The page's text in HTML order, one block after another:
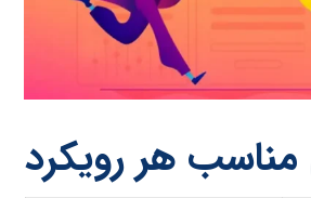
مناسب هر رویکرد